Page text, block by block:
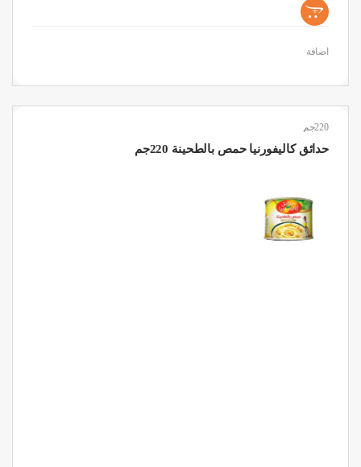
+
اضافة
220جم
حدائق كاليفورنيا حمص بالطحينة 220جم